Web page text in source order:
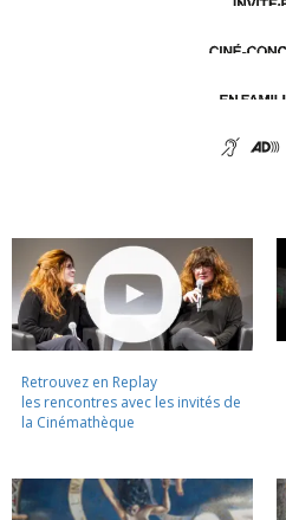
Retrouvez en Replay
les rencontres avec les invités de
la Cinémathèque